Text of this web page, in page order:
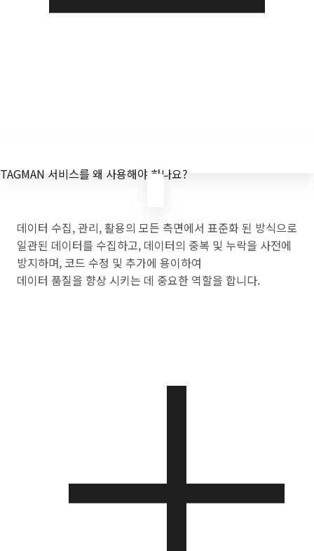
TAGMAN 서비스를 왜 사용해야 하나요?
데이터 수집, 관리, 활용의 모든 측면에서 표준화 된 방식으로
일관된 데이터를 수집하고, 데이터의 중복 및 누락을 사전에
방지하며, 코드 수정 및 추가에 용이하여
데이터 품질을 향상 시키는 데 중요한 역할을 합니다.